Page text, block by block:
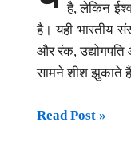
है, लेकिन
है। यही भारतीय
और रंक,
सामने शीश झुकाते
आख़िर
Read Post »